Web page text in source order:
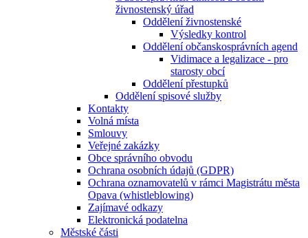
živnostenský úřad
Oddělení živnostenské
Výsledky kontrol
Oddělení občanskosprávních agend
Vidimace a legalizace - pro
starosty obcí
Oddělení přestupků
Oddělení spisové služby
Kontakty
Volná místa
Smlouvy
Veřejné zakázky
Obce správního obvodu
Ochrana osobních údajů (GDPR)
Ochrana oznamovatelů v rámci Magistrátu města
Opava (whistleblowing)
Zajímavé odkazy
Elektronická podatelna
Městské části